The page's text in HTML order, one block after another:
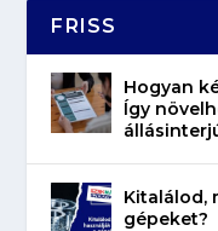
FRISS
Hogyan
Így
Kitalálod,
gépeket?